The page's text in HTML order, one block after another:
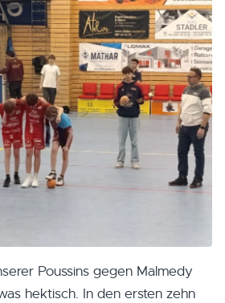
Poussins gegen Malmedy
hektisch. In den ersten zehn